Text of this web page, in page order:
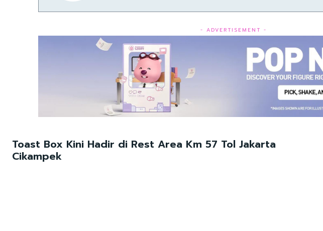
- ADVERTISEMENT -
Toast Box Kini Hadir di Rest Area Km 57 Tol Jakarta
Cikampek